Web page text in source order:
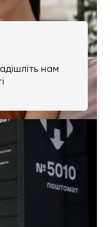
нам